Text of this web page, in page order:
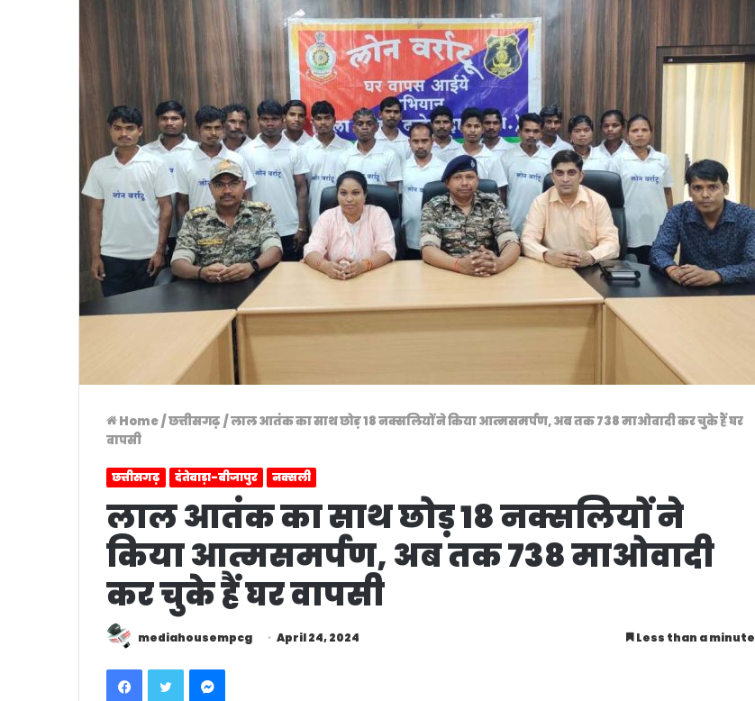
Home/छत्तीसगढ़ /लाल आतंक का साथ छोड़ 18 नक्सलियों ने किया आत्मसमर्पण, अब तक 738 माओवादी कर चुके हैं घर
वापसी
छत्तीसगढ़ दंतेवाड़ा-बीजापुर नक्सली
लाल आतंक का साथ छोड़ 18 नक्सलियों ने
किया आत्मसमर्पण, अब तक 738 माओवादी
कर चुके हैं घर वापसी
mediahousempcg April 24, 2024 Less than a minute
Facebook Twitter